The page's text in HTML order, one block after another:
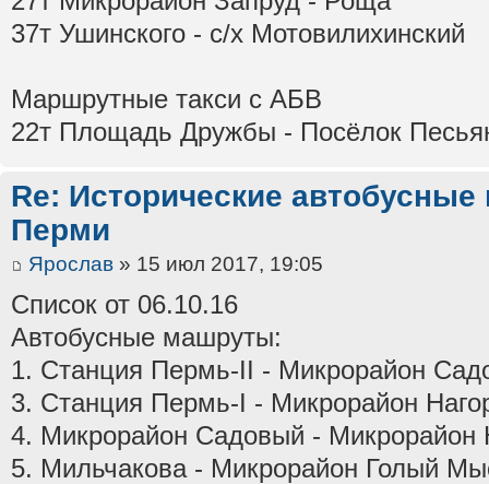
37т Ушинского - с/х Мотовилихинский
Маршрутные такси с АБВ
22т Площадь Дружбы - Посёлок
Re: Исторические
Перми
Ярослав » 15 июл 2017, 19:05
Список от 06.10.16
Автобусные машруты:
1. Станция Пермь-II - Микрорайон
3. Станция Пермь-I - Микрорайон
4. Микрорайон Садовый - Микрорайон
5. Мильчакова - Микрорайон Голый